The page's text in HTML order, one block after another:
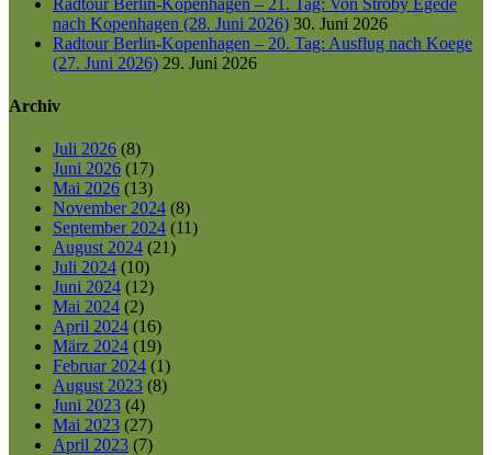
Radtour Berlin-Kopenhagen – 21. Tag: Von Ströby Egede
nach Kopenhagen (28. Juni 2026) 30. Juni 2026
Radtour Berlin-Kopenhagen – 20. Tag: Ausflug nach Koege
(27. Juni 2026) 29. Juni 2026
Archiv
Juli 2026 (8)
Juni 2026 (17)
Mai 2026 (13)
November 2024 (8)
September 2024 (11)
August 2024 (21)
Juli 2024 (10)
Juni 2024 (12)
Mai 2024 (2)
April 2024 (16)
März 2024 (19)
Februar 2024 (1)
August 2023 (8)
Juni 2023 (4)
Mai 2023 (27)
April 2023 (7)